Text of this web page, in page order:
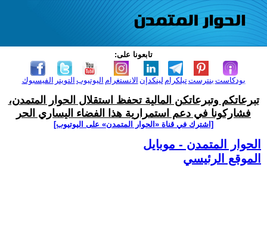
تابعونا على:
الفيسبوك التويتر اليوتيوب الانستغرام لينكدإن تيلكرامبنترست بودكاست
تبرعاتكم وتبرعاتكن المالية تحفظ استقلال الحوار المتمدن،
فشاركونا في دعم استمرارية هذا الفضاء اليساري الحر
[اشترك في قناة ‫«الحوار المتمدن» على اليوتيوب]
الحوار المتمدن - موبايل
الموقع الرئيسي